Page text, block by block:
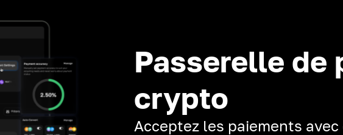
Passerelle de
crypto
Acceptez les paiements